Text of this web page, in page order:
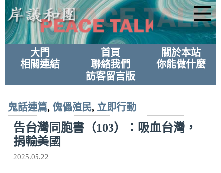
大門 首頁
關於本站
相關連結
聯絡我們
你能做什麼
訪客留言版
鬼話連篇, 傀儡殖民, 立即行動
告台灣同胞書（103）：吸血台灣，
捐輸美國
2025.05.22